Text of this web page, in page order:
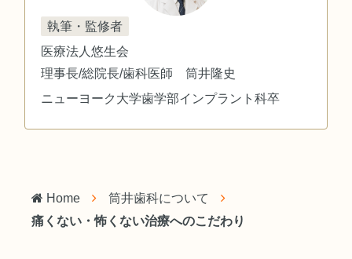
執筆・監修者
医療法人悠生会
理事長/総院長/歯科医師 筒井隆史
ニューヨーク大学歯学部インプラント科卒
Home
筒井歯科について
痛くない・怖くない治療へのこだわり